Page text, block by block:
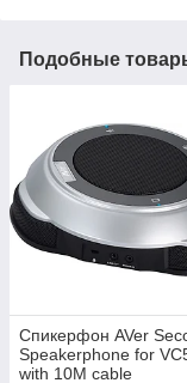
Подобные
Спикерфон AVer
Speakerphone for
with 10M cable